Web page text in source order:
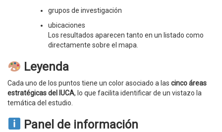
grupos de investigación
ubicaciones
Los resultados aparecen tanto en un listado como
directamente sobre el mapa.
Leyenda
Cada uno de los puntos tiene un color asociado a las cinco áreas
estratégicas del IUCA, lo que facilita identificar de un vistazo la
temática del estudio.
Panel de información